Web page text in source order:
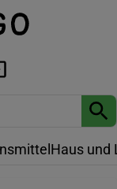
Haus und